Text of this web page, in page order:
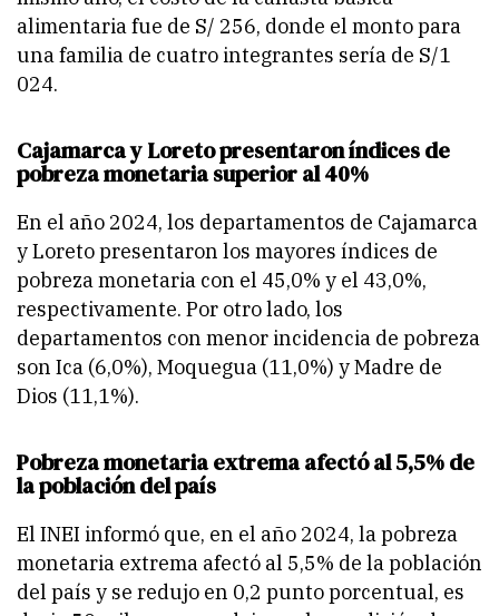
alimentaria fue de S/ 256, donde el monto para
una familia de cuatro integrantes sería de S/1
024.
Cajamarca y Loreto presentaron índices de
pobreza monetaria superior al 40%
En el año 2024, los departamentos de Cajamarca
y Loreto presentaron los mayores índices de
pobreza monetaria con el 45,0% y el 43,0%,
respectivamente. Por otro lado, los
departamentos con menor incidencia de pobreza
son Ica (6,0%), Moquegua (11,0%) y Madre de
Dios (11,1%).
Pobreza monetaria extrema afectó al 5,5% de
la población del país
El INEI informó que, en el año 2024, la pobreza
monetaria extrema afectó al 5,5% de la población
del país y se redujo en 0,2 punto porcentual, es